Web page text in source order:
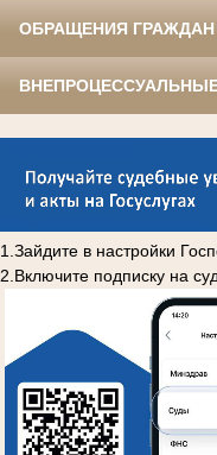
ОБРАЩЕНИЯ ГРАЖДАН
1.Зайдите в настройки
2.Включите подписку на